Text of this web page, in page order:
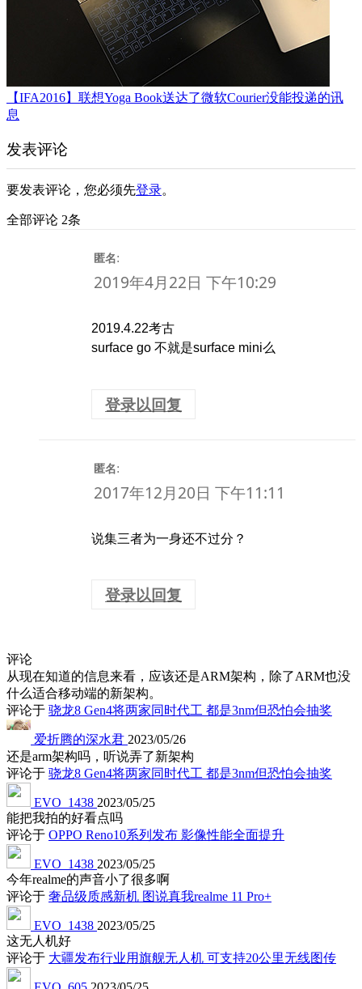
【IFA2016】联想Yoga Book送达了微软Courier没能投递的讯
息
发表评论
要发表评论，您必须先登录。
全部评论 2条
匿名:
2019年4月22日 下午10:29
2019.4.22考古
surface go 不就是surface mini么
登录以回复
匿名:
2017年12月20日 下午11:11
说集三者为一身还不过分？
登录以回复
评论
从现在知道的信息来看，应该还是ARM架构，除了ARM也没
什么适合移动端的新架构。
评论于 骁龙8 Gen4将两家同时代工 都是3nm但恐怕会抽奖
爱折腾的深水君 2023/05/26
还是arm架构吗，听说弄了新架构
评论于 骁龙8 Gen4将两家同时代工 都是3nm但恐怕会抽奖
EVO_1438 2023/05/25
能把我拍的好看点吗
评论于 OPPO Reno10系列发布 影像性能全面提升
EVO_1438 2023/05/25
今年realme的声音小了很多啊
评论于 奢品级质感新机 图说真我realme 11 Pro+
EVO_1438 2023/05/25
这无人机好
评论于 大疆发布行业用旗舰无人机 可支持20公里无线图传